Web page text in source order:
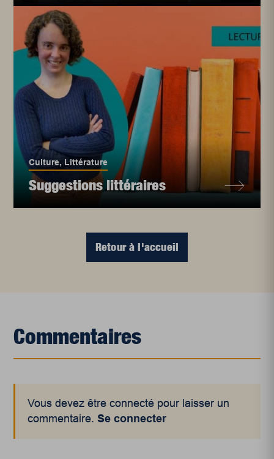
Culture, Littérature
Suggestions littéraires
Retour à l'accueil
Commentaires
Vous devez être connecté pour laisser un
commentaire.Se connecter